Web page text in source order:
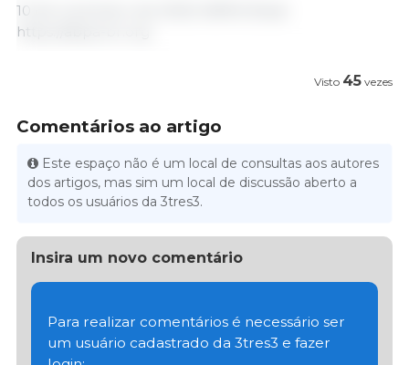
10 de novembro de 2025/ ABPA/ Brasil.
https://abpa-br.org
Visto 45 vezes
Comentários ao artigo
Este espaço não é um local de consultas aos autores
dos artigos, mas sim um local de discussão aberto a
todos os usuários da 3tres3.
Insira um novo comentário
Para realizar comentários é necessário ser
um usuário cadastrado da 3tres3 e fazer